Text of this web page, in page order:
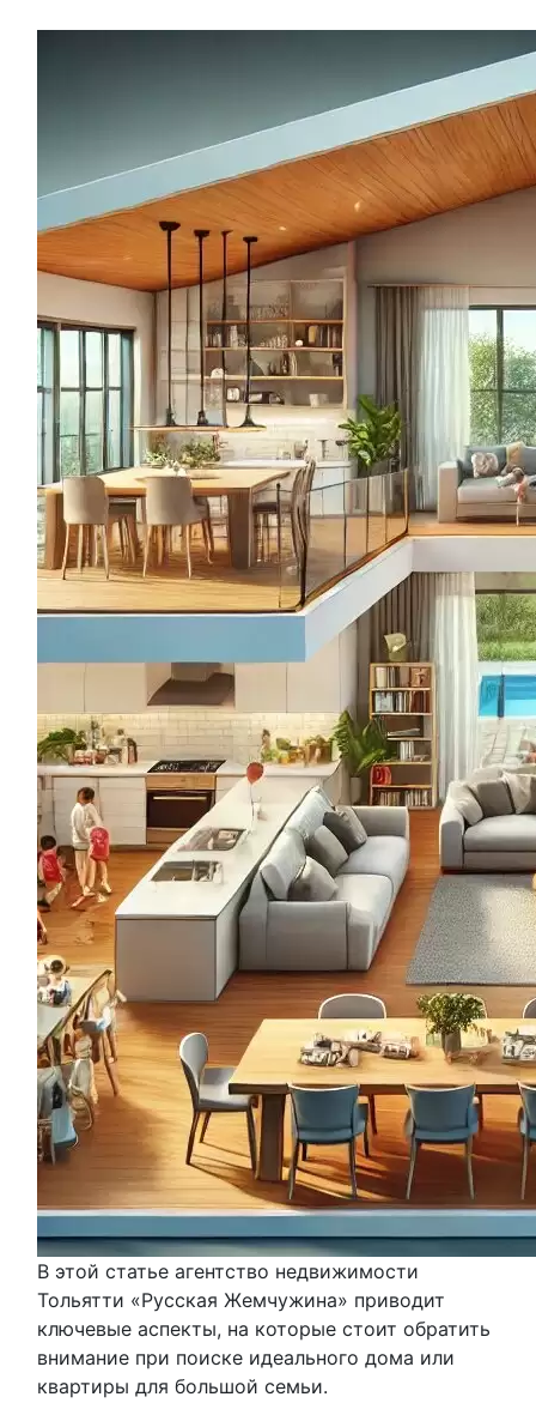
В этой статье агентство недвижимости
Тольятти «Русская Жемчужина» приводит
ключевые аспекты, на которые стоит обратить
внимание при поиске идеального дома или
квартиры для большой семьи.